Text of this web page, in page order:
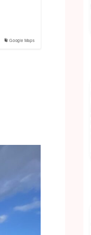
Google Maps